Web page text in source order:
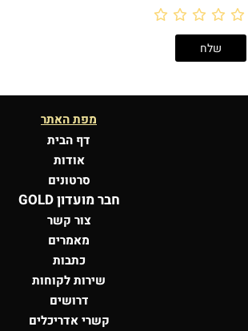
מפת האתר
דף הבית
אודות
סרטונים
חבר מועדון GOLD
צור קשר
מאמרים
כתבות
שירות לקוחות
דרושים
קשרי אדריכלים